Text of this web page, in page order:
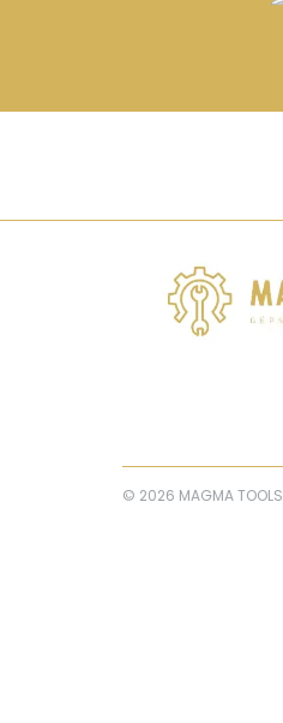
© 2026 MAGMA TOOLS